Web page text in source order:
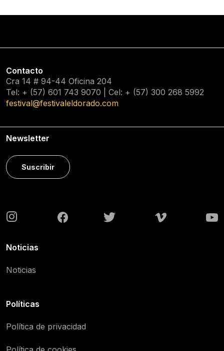
Contacto
Cra 14 # 94-44 Oficina 204
Tel: + (57) 601 743 9070 | Cel: + (57) 300 268 5992
festival@festivaleldorado.com
Newsletter
Suscribir
Noticias
Noticias
Políticas
Política de privacidad